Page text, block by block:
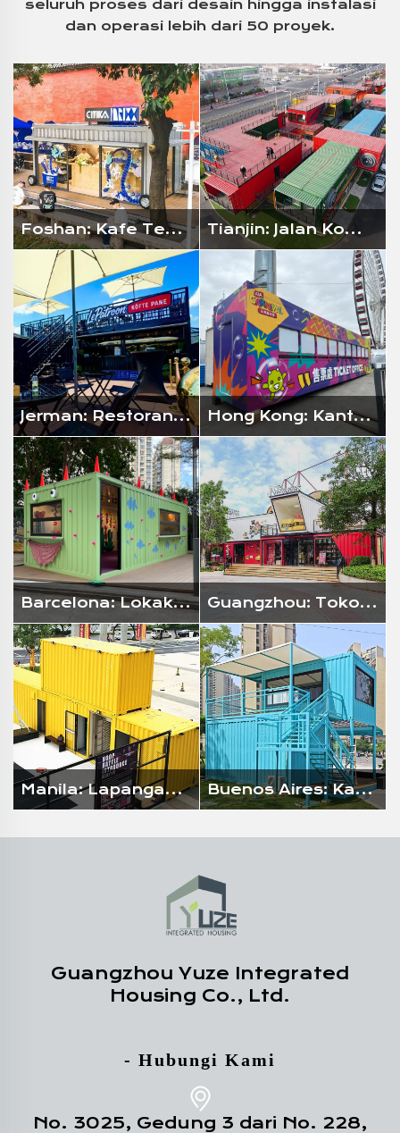
seluruh proses dari desain hingga instalasi
dan operasi lebih dari 50 proyek.
Foshan: Kafe Tema Sepeda Tianjin: Jalan Komersial
Jerman: Restoran Grill Berbasis Kontainer Hong Kong: Kantor Tiket di Kawasan Pelabuhan
Barcelona: Lokakarya Seni Kreatif Anak-Anak Guangzhou: Toko Mainan Trendi
Manila: Lapangan Basket Kontainer Buenos Aires: Kafe Dua Lantai
Guangzhou Yuze Integrated
Housing Co., Ltd.
- Hubungi Kami
No. 3025, Gedung 3 dari No. 228,